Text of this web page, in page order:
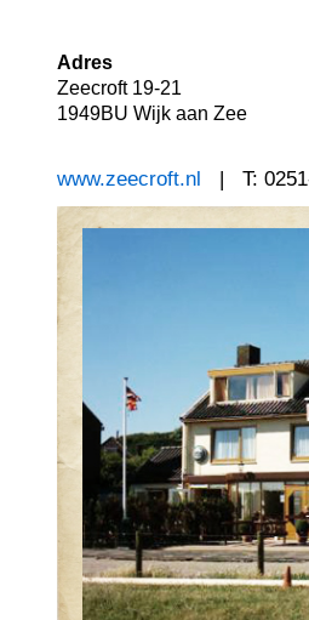
Adres
Zeecroft 19-21
1949BU Wijk aan Zee
www.zeecroft.nl | T: